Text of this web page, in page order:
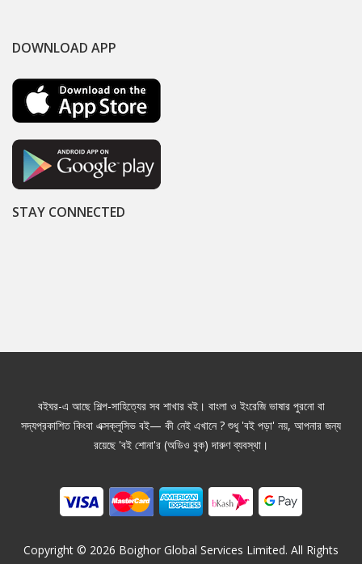
DOWNLOAD APP
STAY CONNECTED
বইঘর-এ আছে শিল্প-সাহিত্যের সব শাখার বই। বাংলা ও ইংরেজি ভাষার পুরনো বা
সদ্যপ্রকাশিত কিংবা এক্সক্লুসিভ বই— কী নেই এখানে ? শুধু 'বই পড়া' নয়, আপনার জন্য
রয়েছে 'বই শোনা'র (অডিও বুক) দারুণ ব্যবস্থা।
Copyright © 2026 Boighor Global Services Limited. All Rights